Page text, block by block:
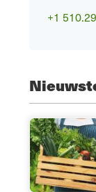
+1